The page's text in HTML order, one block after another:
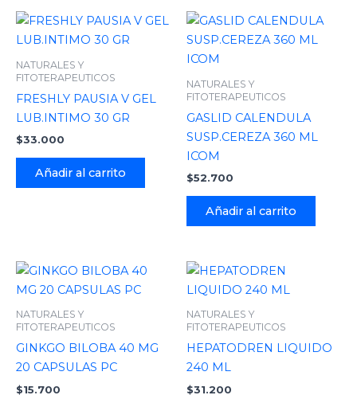
NATURALES Y
FITOTERAPEUTICOS
FRESHLY PAUSIA V GEL
LUB.INTIMO 30 GR
$33.000
Añadir al carrito
NATURALES Y
FITOTERAPEUTICOS
GASLID CALENDULA
SUSP.CEREZA 360 ML
ICOM
$52.700
Añadir al carrito
NATURALES Y
FITOTERAPEUTICOS
GINKGO BILOBA 40 MG
20 CAPSULAS PC
$15.700
NATURALES Y
FITOTERAPEUTICOS
HEPATODREN LIQUIDO
240 ML
$31.200